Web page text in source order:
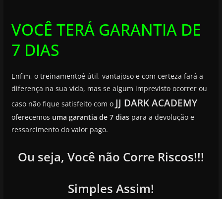
VOCÊ TERÁ GARANTIA DE
7 DIAS
Enfim, o treinamentoé útil, vantajoso e com certeza fará a
diferença na sua vida, mas se algum imprevisto ocorrer ou
caso não fique satisfeito com o JJ DARK ACADEMY
oferecemos uma garantia de 7 diaspara a devolução e
ressarcimento do valor pago.
Ou seja, Você não Corre Riscos!!!
Simples Assim!